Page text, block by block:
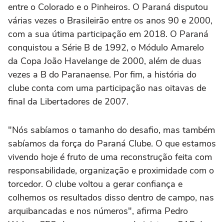
entre o Colorado e o Pinheiros. O Paraná disputou
várias vezes o Brasileirão entre os anos 90 e 2000,
com a sua útima participação em 2018. O Paraná
conquistou a Série B de 1992, o Módulo Amarelo
da Copa João Havelange de 2000, além de duas
vezes a B do Paranaense. Por fim, a história do
clube conta com uma participação nas oitavas de
final da Libertadores de 2007.
"Nós sabíamos o tamanho do desafio, mas também
sabíamos da força do Paraná Clube. O que estamos
vivendo hoje é fruto de uma reconstrução feita com
responsabilidade, organização e proximidade com o
torcedor. O clube voltou a gerar confiança e
colhemos os resultados disso dentro de campo, nas
arquibancadas e nos números", afirma Pedro